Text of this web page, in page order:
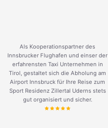
Als Kooperationspartner des
Innsbrucker Flughafen und einser der
erfahrensten Taxi Unternehmen in
Tirol, gestaltet sich die Abholung am
Airport Innsbruck für Ihre Reise zum
Sport Residenz Zillertal Uderns stets
gut organisiert und sicher.